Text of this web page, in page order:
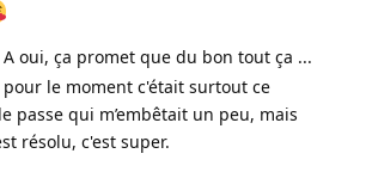
A oui, ça promet que du bon tout ça ...
le moment c'était surtout ce
passe qui m’embêtait un peu, mais
résolu, c'est super.